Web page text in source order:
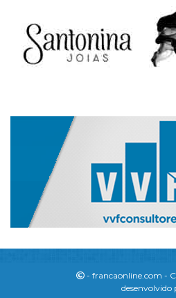
- francaonline.com -
desenvolvido